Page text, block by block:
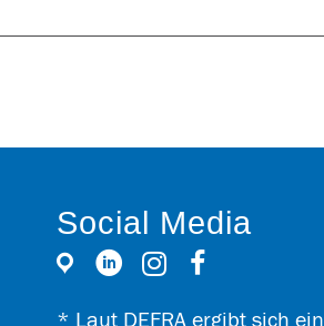
Social Media
* Laut DEFRA ergibt sich ein